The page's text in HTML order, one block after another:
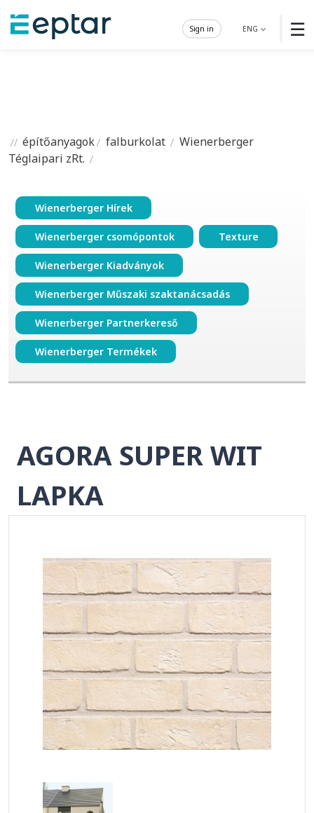
☰
ENG
Sign in
építőanyagok falburkolat
Wienerberger
Téglaipari zRt.
Wienerberger Hírek
Wienerberger csomópontok Texture
Wienerberger Kiadványok
Wienerberger Műszaki szaktanácsadás
Wienerberger Partnerkereső
Wienerberger Termékek
AGORA SUPER WIT
LAPKA